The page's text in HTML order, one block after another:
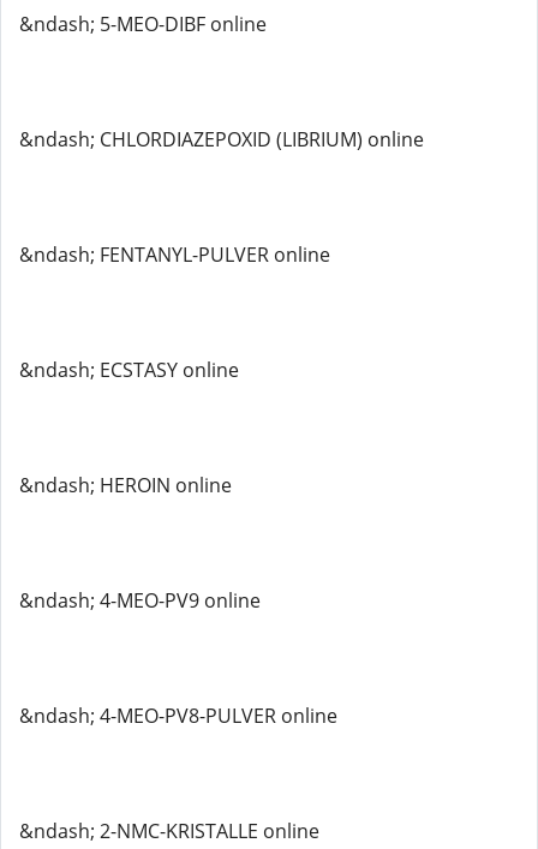
&ndash; 5-MEO-DIBF online
&ndash; CHLORDIAZEPOXID (LIBRIUM) online
&ndash; FENTANYL-PULVER online
&ndash; ECSTASY online
&ndash; HEROIN online
&ndash; 4-MEO-PV9 online
&ndash; 4-MEO-PV8-PULVER online
&ndash; 2-NMC-KRISTALLE online